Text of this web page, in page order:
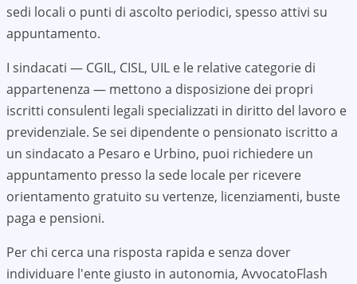
sedi locali o punti di ascolto periodici, spesso attivi su
appuntamento.
I sindacati — CGIL, CISL, UIL e le relative categorie di
appartenenza — mettono a disposizione dei propri
iscritti consulenti legali specializzati in diritto del lavoro e
previdenziale. Se sei dipendente o pensionato iscritto a
un sindacato a Pesaro e Urbino, puoi richiedere un
appuntamento presso la sede locale per ricevere
orientamento gratuito su vertenze, licenziamenti, buste
paga e pensioni.
Per chi cerca una risposta rapida e senza dover
individuare l'ente giusto in autonomia, AvvocatoFlash